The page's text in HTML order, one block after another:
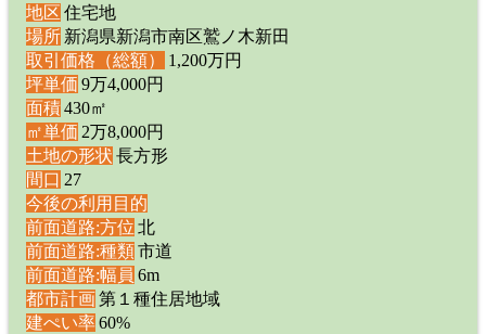
地区 住宅地
場所 新潟県新潟市南区鷲ノ木新田
取引価格（総額）
1,200万円
坪単価 9万4,000円
面積430㎡
㎡単価 2万8,000円
土地の形状 長方形
間口 27
今後の利用目的
前面道路:方位 北
前面道路:種類 市道
前面道路:幅員 6m
都市計画 第１種住居地域
建ぺい率60%